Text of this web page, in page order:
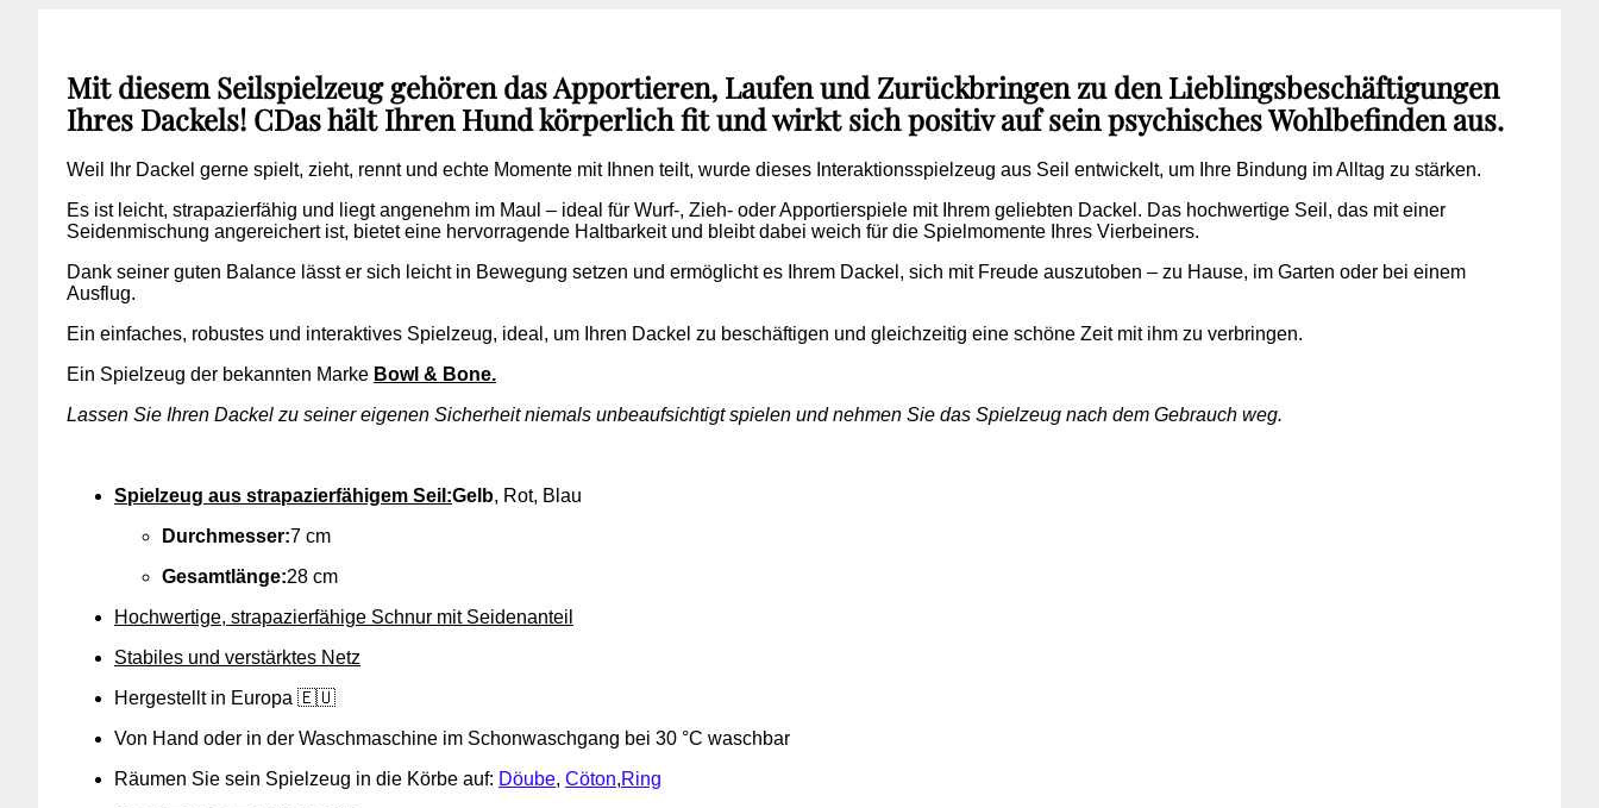
Mit diesem Seilspielzeug gehören das Apportieren, Laufen und Zurückbringen zu den Lieblingsbeschäftigungen
Ihres Dackels! CDas hält Ihren Hund körperlich fit und wirkt sich positiv auf sein psychisches Wohlbefinden aus.
Weil Ihr Dackel gerne spielt, zieht, rennt und echte Momente mit Ihnen teilt, wurde dieses Interaktionsspielzeug aus Seil entwickelt, um Ihre Bindung im Alltag zu stärken.
Es ist leicht, strapazierfähig und liegt angenehm im Maul – ideal für Wurf-, Zieh- oder Apportierspiele mit Ihrem geliebten Dackel. Das hochwertige Seil, das mit einer
Seidenmischung angereichert ist, bietet eine hervorragende Haltbarkeit und bleibt dabei weich für die Spielmomente Ihres Vierbeiners.
Dank seiner guten Balance lässt er sich leicht in Bewegung setzen und ermöglicht es Ihrem Dackel, sich mit Freude auszutoben – zu Hause, im Garten oder bei einem
Ausflug.
Ein einfaches, robustes und interaktives Spielzeug, ideal, um Ihren Dackel zu beschäftigen und gleichzeitig eine schöne Zeit mit ihm zu verbringen.
Ein Spielzeug der bekannten Marke Bowl & Bone.
Lassen Sie Ihren Dackel zu seiner eigenen Sicherheit niemals unbeaufsichtigt spielen und nehmen Sie das Spielzeug nach dem Gebrauch weg.
Spielzeug aus strapazierfähigem Seil:Gelb, Rot, Blau
Durchmesser:7 cm
Gesamtlänge:28 cm
Hochwertige, strapazierfähige Schnur mit Seidenanteil
Stabiles und verstärktes Netz
Hergestellt in Europa 🇪🇺
Von Hand oder in der Waschmaschine im Schonwaschgang bei 30 °C waschbar
Räumen Sie sein Spielzeug in die Körbe auf: Döube, Cöton,Ring